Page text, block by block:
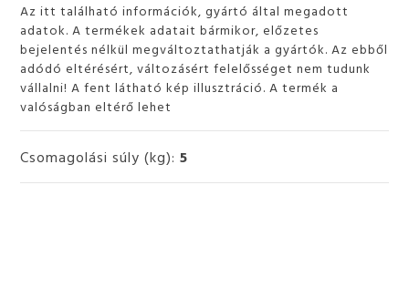
Az itt található információk, gyártó által megadott
adatok. A termékek adatait bármikor, előzetes
bejelentés nélkül megváltoztathatják a gyártók. Az ebből
adódó eltérésért, változásért felelősséget nem tudunk
vállalni! A fent látható kép illusztráció. A termék a
valóságban eltérő lehet
Csomagolási súly (kg):5